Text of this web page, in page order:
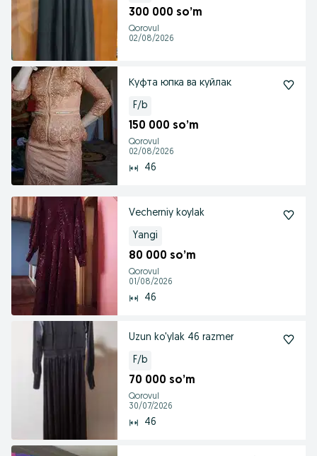
300 000 so’m
Qorovul
02/08/2026
Куфта юпка ва куйлак
F/b
150 000 so’m
Qorovul
02/08/2026
46
Vecherniy koylak
Yangi
80 000 so’m
Qorovul
01/08/2026
46
Uzun ko'ylak 46 razmer
F/b
70 000 so’m
Qorovul
30/07/2026
46